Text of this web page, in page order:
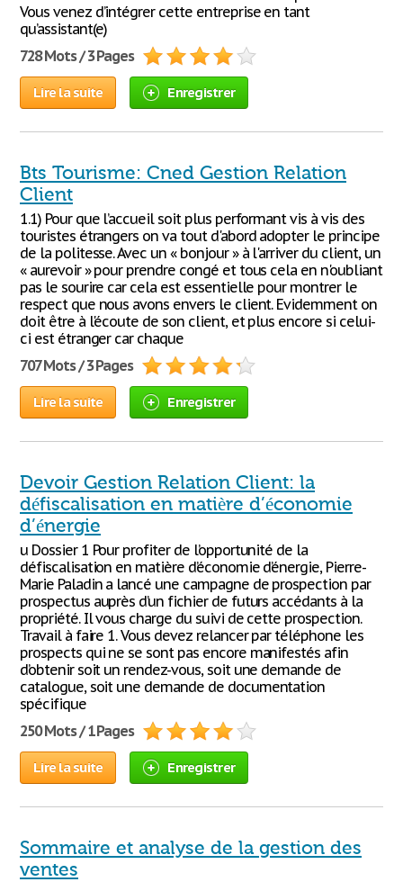
Vous venez d’intégrer cette entreprise en tant
qu’assistant(e)
728 Mots / 3 Pages
Lire la suite Enregistrer
Bts Tourisme: Cned Gestion Relation
Client
1.1) Pour que l’accueil soit plus performant vis à vis des
touristes étrangers on va tout d'abord adopter le principe
de la politesse. Avec un « bonjour » à l'arriver du client, un
« aurevoir » pour prendre congé et tous cela en n'oubliant
pas le sourire car cela est essentielle pour montrer le
respect que nous avons envers le client. Evidemment on
doit être à l'écoute de son client, et plus encore si celui-
ci est étranger car chaque
707 Mots / 3 Pages
Lire la suite Enregistrer
Devoir Gestion Relation Client: la
défiscalisation en matière d’économie
d’énergie
u Dossier 1 Pour profiter de l’opportunité de la
défiscalisation en matière d’économie d’énergie, Pierre-
Marie Paladin a lancé une campagne de prospection par
prospectus auprès d’un fichier de futurs accédants à la
propriété. Il vous charge du suivi de cette prospection.
Travail à faire 1. Vous devez relancer par téléphone les
prospects qui ne se sont pas encore manifestés afin
d’obtenir soit un rendez-vous, soit une demande de
catalogue, soit une demande de documentation
spécifique
250 Mots / 1 Pages
Lire la suite Enregistrer
Sommaire et analyse de la gestion des
ventes